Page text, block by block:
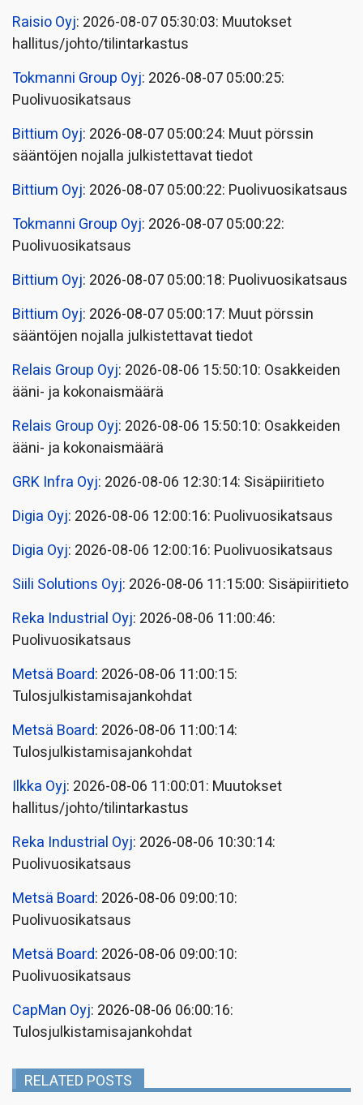
Raisio Oyj: 2026-08-07 05:30:03: Muutokset
hallitus/johto/tilintarkastus
Tokmanni Group Oyj: 2026-08-07 05:00:25:
Puolivuosikatsaus
Bittium Oyj: 2026-08-07 05:00:24: Muut pörssin
sääntöjen nojalla julkistettavat tiedot
Bittium Oyj: 2026-08-07 05:00:22: Puolivuosikatsaus
Tokmanni Group Oyj: 2026-08-07 05:00:22:
Puolivuosikatsaus
Bittium Oyj: 2026-08-07 05:00:18: Puolivuosikatsaus
Bittium Oyj: 2026-08-07 05:00:17: Muut pörssin
sääntöjen nojalla julkistettavat tiedot
Relais Group Oyj: 2026-08-06 15:50:10: Osakkeiden
ääni- ja kokonaismäärä
Relais Group Oyj: 2026-08-06 15:50:10: Osakkeiden
ääni- ja kokonaismäärä
GRK Infra Oyj: 2026-08-06 12:30:14: Sisäpiiritieto
Digia Oyj: 2026-08-06 12:00:16: Puolivuosikatsaus
Digia Oyj: 2026-08-06 12:00:16: Puolivuosikatsaus
Siili Solutions Oyj: 2026-08-06 11:15:00: Sisäpiiritieto
Reka Industrial Oyj: 2026-08-06 11:00:46:
Puolivuosikatsaus
Metsä Board: 2026-08-06 11:00:15:
Tulosjulkistamisajankohdat
Metsä Board: 2026-08-06 11:00:14:
Tulosjulkistamisajankohdat
Ilkka Oyj: 2026-08-06 11:00:01: Muutokset
hallitus/johto/tilintarkastus
Reka Industrial Oyj: 2026-08-06 10:30:14:
Puolivuosikatsaus
Metsä Board: 2026-08-06 09:00:10:
Puolivuosikatsaus
Metsä Board: 2026-08-06 09:00:10:
Puolivuosikatsaus
CapMan Oyj: 2026-08-06 06:00:16:
Tulosjulkistamisajankohdat
RELATED POSTS